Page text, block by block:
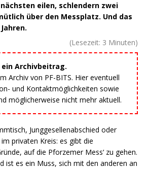
eilen, schlendern zwei
über den Messplatz. Und das
(Lesezeit: 3 Minuten)
Archivbeitrag.
Archiv von PF-BITS. Hier eventuell
und Kontaktmöglichkeiten sowie
möglicherweise nicht mehr aktuell.
Junggesellenabschied oder
privaten Kreis: es gibt die
auf die Pforzemer Mess‘ zu gehen.
ist es ein Muss, sich mit den anderen an